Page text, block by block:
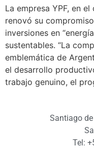
La empresa YPF, en
renovó su
inversiones en
sustentables. “La
emblemática de
el desarrollo
trabajo genuino, el
Santiago
Tel: